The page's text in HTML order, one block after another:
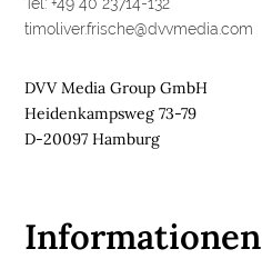
timoliver.frische@dvvmedia.com
DVV Media Group GmbH
Heidenkampsweg 73-79
D-20097 Hamburg
Informationen